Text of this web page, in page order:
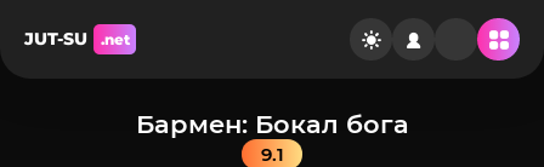
JUT-SU .net
Бармен: Бокал бога
9.1